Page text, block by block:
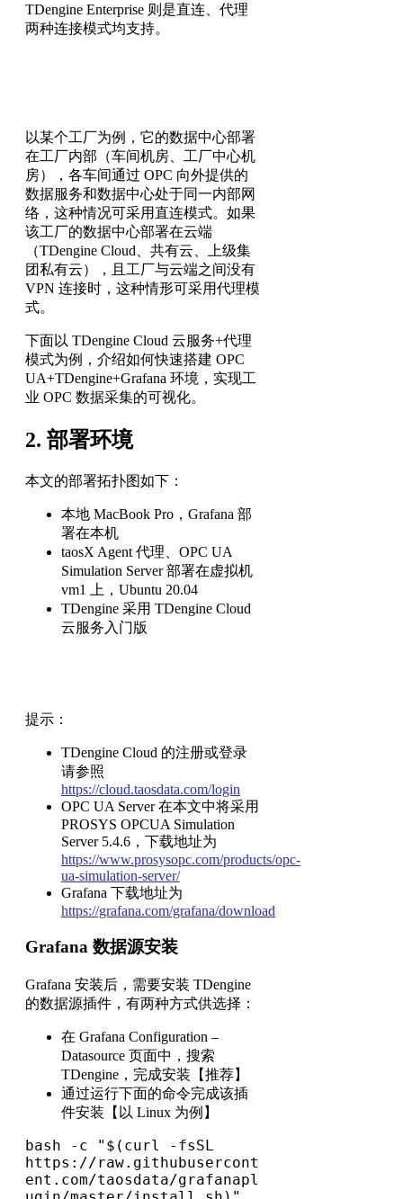
TDengine Enterprise 则是直连、代理
两种连接模式均支持。
以某个工厂为例，它的数据中心部署
在工厂内部（车间机房、工厂中心机
房），各车间通过 OPC 向外提供的
数据服务和数据中心处于同一内部网
络，这种情况可采用直连模式。如果
该工厂的数据中心部署在云端
（TDengine Cloud、共有云、上级集
团私有云），且工厂与云端之间没有
VPN 连接时，这种情形可采用代理模
式。
下面以 TDengine Cloud 云服务+代理
模式为例，介绍如何快速搭建 OPC
UA+TDengine+Grafana 环境，实现工
业 OPC 数据采集的可视化。
2. 部署环境
本文的部署拓扑图如下：
本地 MacBook Pro，Grafana 部
署在本机
taosX Agent 代理、OPC UA
Simulation Server 部署在虚拟机
vm1 上，Ubuntu 20.04
TDengine 采用 TDengine Cloud
云服务入门版
提示：
TDengine Cloud 的注册或登录
请参照
https://cloud.taosdata.com/login
OPC UA Server 在本文中将采用
PROSYS OPCUA Simulation
Server 5.4.6，下载地址为
https://www.prosysopc.com/products/opc-
ua-simulation-server/
Grafana 下载地址为
https://grafana.com/grafana/download
Grafana 数据源安装
Grafana 安装后，需要安装 TDengine
的数据源插件，有两种方式供选择：
在 Grafana Configuration –
Datasource 页面中，搜索
TDengine，完成安装【推荐】
通过运行下面的命令完成该插
件安装【以 Linux 为例】
bash -c "$(curl -fsSL
https://raw.githubusercont
ent.com/taosdata/grafanapl